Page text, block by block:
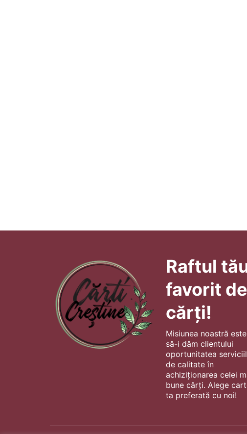
Raftul
favorit de
cărți!
Misiunea noastră este
să-i dăm clientului
oportunitatea
de calitate în
achiziționarea celei
bune cărți. Alege
ta preferată cu noi!